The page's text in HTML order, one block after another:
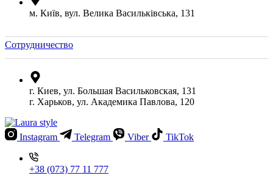
м. Київ, вул. Велика Васильківська, 131
Сотрудничество
г. Киев, ул. Большая Васильковская, 131
г. Харьков, ул. Академика Павлова, 120
Instagram Telegram Viber TikTok
+38 (073) 77 11 777